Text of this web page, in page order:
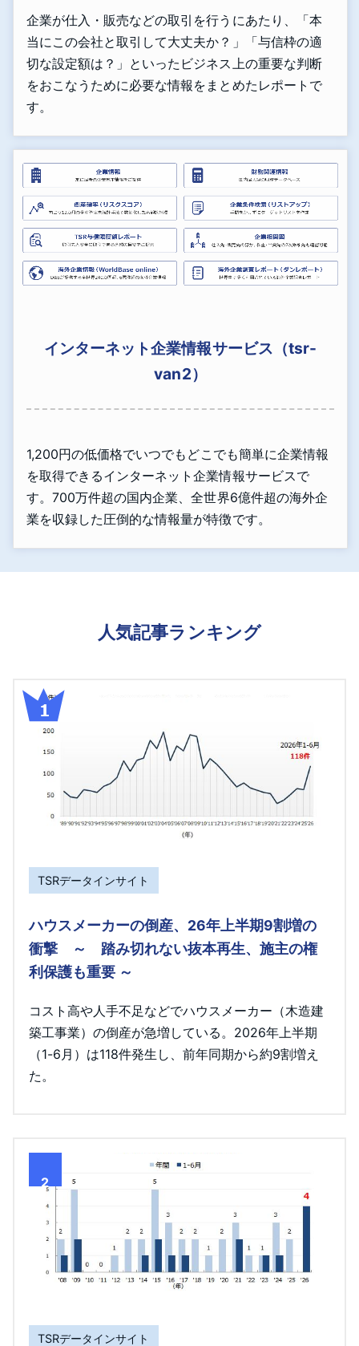
企業が仕入・販売などの取引を行うにあたり、「本
当にこの会社と取引して大丈夫か？」「与信枠の適
切な設定額は？」といったビジネス上の重要な判断
をおこなうために必要な情報をまとめたレポートで
す。
インターネット企業情報サービス（tsr-
van2）
1,200円の低価格でいつでもどこでも簡単に企業情報
を取得できるインターネット企業情報サービスで
す。700万件超の国内企業、全世界6億件超の海外企
業を収録した圧倒的な情報量が特徴です。
人気記事ランキング
TSRデータインサイト
ハウスメーカーの倒産、26年上半期9割増の
衝撃 ～ 踏み切れない抜本再生、施主の権
利保護も重要 ～
コスト高や人手不足などでハウスメーカー（木造建
築工事業）の倒産が急増している。2026年上半期
（1-6月）は118件発生し、前年同期から約9割増え
た。
2
TSRデータインサイト